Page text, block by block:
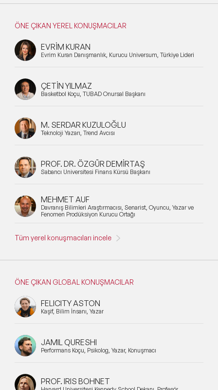
ÖNE ÇIKAN YEREL KONUŞMACILAR
EVRİM KURAN
Evrim Kuran Danışmanlık, Kurucu Universum, Türkiye Lideri
ÇETİN YILMAZ
Basketbol Koçu, TÜBAD Onursal Başkanı
M. SERDAR KUZULOĞLU
Teknoloji Yazarı, Trend Avcısı
PROF. DR. ÖZGÜR DEMİRTAŞ
Sabancı Üniversitesi Finans Kürsü Başkanı
MEHMET AUF
Davranış Bilimleri Araştırmacısı, Senarist, Oyuncu, Yazar ve
Fenomen Prodüksiyon Kurucu Ortağı
Tüm yerel konuşmacıları incele
ÖNE ÇIKAN GLOBAL KONUŞMACILAR
FELICITY ASTON
Kaşif, Bilim İnsanı, Yazar
JAMIL QURESHI
Performans Koçu, Psikolog, Yazar, Konuşmacı
PROF. IRIS BOHNET